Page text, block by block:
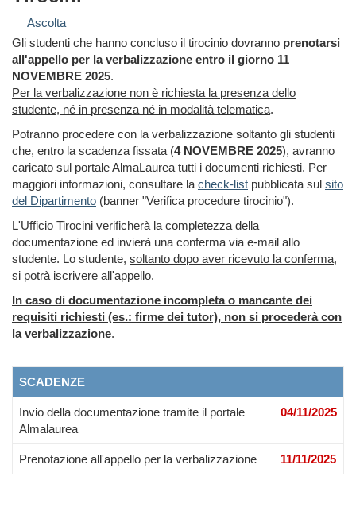
Ascolta
Gli studenti che hanno concluso il tirocinio dovranno prenotarsi
all'appello per la verbalizzazione entro il giorno 11
NOVEMBRE 2025.
Per la verbalizzazione non è richiesta la presenza dello
studente, né in presenza né in modalità telematica.
Potranno procedere con la verbalizzazione soltanto gli studenti
che, entro la scadenza fissata (4 NOVEMBRE 2025), avranno
caricato sul portale AlmaLaurea tutti i documenti richiesti. Per
maggiori informazioni, consultare lacheck-list pubblicata sul sito
del Dipartimento (banner "Verifica procedure tirocinio").
L'Ufficio Tirocini verificherà la completezza della
documentazione ed invierà una conferma via e-mail allo
studente. Lo studente, soltanto dopo aver ricevuto la conferma,
si potrà iscrivere all'appello.
In caso di documentazione incompleta o mancante dei
requisiti richiesti (es.: firme dei tutor), non si procederà con
la verbalizzazione.
SCADENZE
Invio della documentazione tramite il portale
Almalaurea
04/11/2025
Prenotazione all'appello per la verbalizzazione 11/11/2025